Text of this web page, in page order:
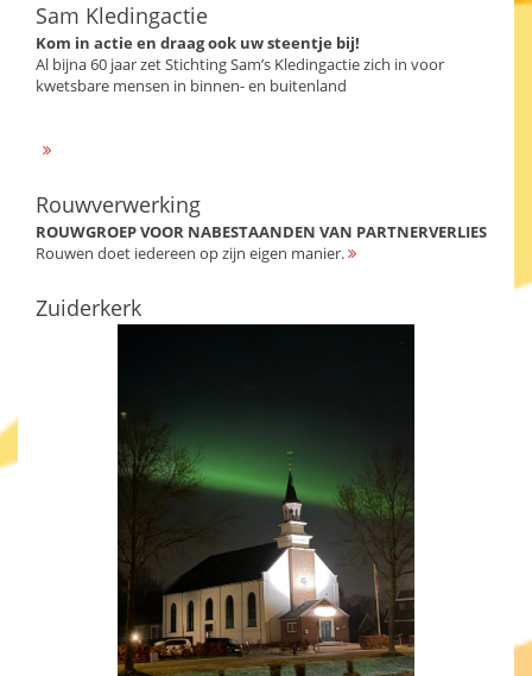
Sam Kledingactie
Kom in actie en draag ook uw steentje bij!
Al bijna 60 jaar zet Stichting Sam’s Kledingactie zich in voor
kwetsbare mensen in binnen- en buitenland
Rouwverwerking
ROUWGROEP VOOR NABESTAANDEN VAN PARTNERVERLIES
Rouwen doet iedereen op zijn eigen manier.
Zuiderkerk